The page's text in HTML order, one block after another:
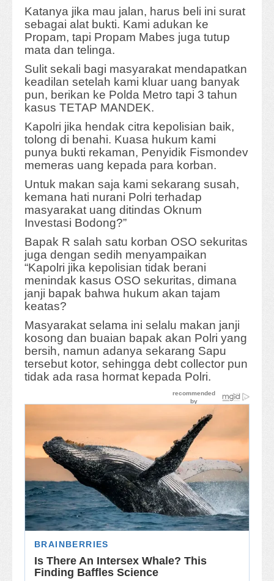
Katanya jika mau jalan, harus beli ini surat
sebagai alat bukti. Kami adukan ke
Propam, tapi Propam Mabes juga tutup
mata dan telinga.
Sulit sekali bagi masyarakat mendapatkan
keadilan setelah kami kluar uang banyak
pun, berikan ke Polda Metro tapi 3 tahun
kasus TETAP MANDEK.
Kapolri jika hendak citra kepolisian baik,
tolong di benahi. Kuasa hukum kami
punya bukti rekaman, Penyidik Fismondev
memeras uang kepada para korban.
Untuk makan saja kami sekarang susah,
kemana hati nurani Polri terhadap
masyarakat uang ditindas Oknum
Investasi Bodong?”
Bapak R salah satu korban OSO sekuritas
juga dengan sedih menyampaikan
“Kapolri jika kepolisian tidak berani
menindak kasus OSO sekuritas, dimana
janji bapak bahwa hukum akan tajam
keatas?
Masyarakat selama ini selalu makan janji
kosong dan buaian bapak akan Polri yang
bersih, namun adanya sekarang Sapu
tersebut kotor, sehingga debt collector pun
tidak ada rasa hormat kepada Polri.